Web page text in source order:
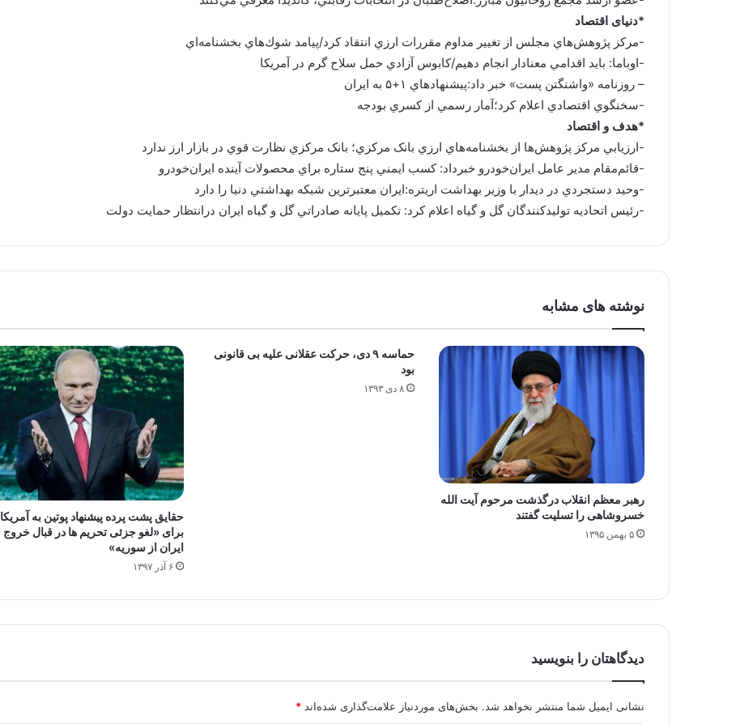
*دنیای اقتصاد
-مركز پژوهش‌هاي مجلس از تغيير مداوم مقررات ارزي انتقاد كرد/پيامد شوك‌هاي بخشنامه‌اي
-اوباما: بايد اقدامي معنادار انجام دهيم/كابوس آزادي حمل سلاح گرم در آمريكا
– روزنامه «واشنگتن پست» خبر داد:پيشنهادهاي ۱+۵ به ايران
-سخنگوي اقتصادي اعلام كرد؛آمار رسمي از كسري بودجه
*هدف و اقتصاد
-ارزيابي مرکز پژوهش‌ها از بخشنامه‌هاي ارزي بانک مرکزي؛ بانک مرکزي نظارت قوي در بازار ارز ندارد
-قائم‌مقام مدير عامل ايران‌خودرو خبرداد: کسب ايمني پنج ستاره براي محصولات آينده ايران‌خودرو
-وحيد دستجردي در ديدار با وزير بهداشت اريتره:ايران معتبر‌ترين شبکه بهداشتي دنيا را دارد
-رئيس اتحاديه توليدکنندگان گل و گياه اعلام کرد: تکميل پايانه صادراتي گل و گياه ايران درانتظار حمايت دولت
نوشته های مشابه
رهبر معظم انقلاب درگذشت مرحوم آیت‌ الله
خسروشاهی را تسلیت گفتند
۵ بهمن ۱۳۹۵
حماسه ۹ دی، حرکت عقلانی علیه بی قانونی
بود
۸ دی ۱۳۹۳
حقایق پشت پرده پیشنهاد پوتین به آمریکا
برای «لغو جزئی تحریم ها در قبال خروج
ایران از سوریه»
۶ آذر ۱۳۹۷
دیدگاهتان را بنویسید
نشانی ایمیل شما منتشر نخواهد شد. بخش‌های موردنیاز علامت‌گذاری شده‌اند *